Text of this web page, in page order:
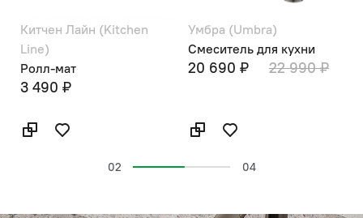
Китчен Лайн (Kitchen
Line)
Ролл-мат
3 490 ₽
Умбра (Umbra)
Смеситель для кухни
20 690 ₽ 22 990 ₽
02 04